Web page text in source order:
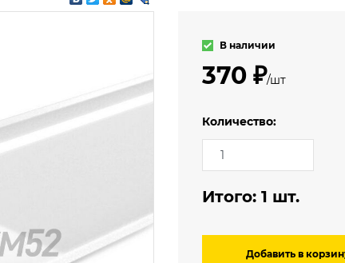
В наличии
370 ₽/шт
Количество:
Итого: 1 шт.
Добавить в